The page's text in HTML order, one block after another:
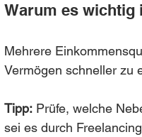
Warum es wichtig
Mehrere
Vermögen schneller zu
Tipp: Prüfe, welche
sei es durch